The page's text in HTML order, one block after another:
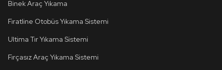
Binek Araç Yıkama
Fıratline Otobüs Yıkama Sistemi
Ultima Tır Yıkama Sistemi
Fırçasız Araç Yıkama Sistemi